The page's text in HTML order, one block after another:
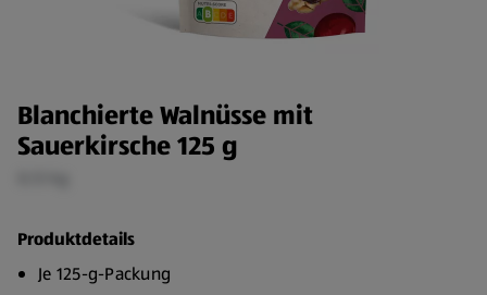
Blanchierte Walnüsse mit
Sauerkirsche 125 g
Produktdetails
Je 125-g-Packung